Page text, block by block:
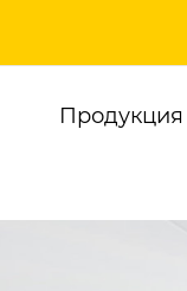
Продукция